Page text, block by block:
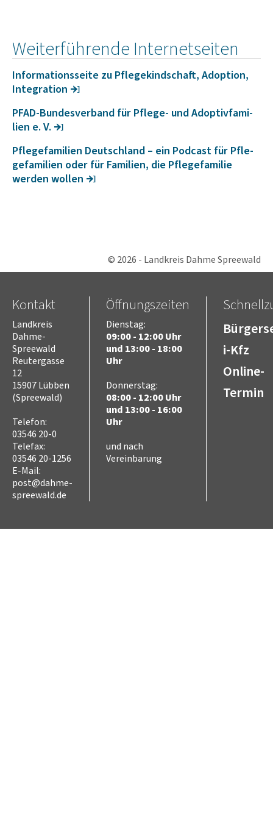
Weiterführende Internetseiten
Infor­ma­ti­ons­seite zu Pfle­ge­kind­s­chaft, Adop­tion,
Inte­gra­tion
PFAD-Bundes­ver­band für Pflege- und Adop­tiv­fa­mi­
lien e. V.
Pfle­ge­fa­mi­lien Deut­sch­land – ein Podcast für Pfle­
ge­fa­mi­lien oder für Fami­lien, die Pfle­ge­fa­milie
werden wollen
© 2026 - Landkreis Dahme Spreewald
Kontakt
Landkreis
Dahme-
Spreewald
Reutergasse
12
15907 Lübben
(Spreewald)
Telefon:
03546 20-0
Telefax:
03546 20-1256
E-Mail:
post@dahme-
spreewald.de
Öffnungszeiten
Dienstag:
09:00 - 12:00 Uhr
und 13:00 - 18:00
Uhr
Donnerstag:
08:00 - 12:00 Uhr
und 13:00 - 16:00
Uhr
und nach
Vereinbarung
i-Kfz
Online-
Termin